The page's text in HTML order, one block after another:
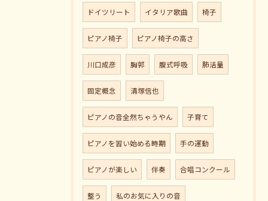
ドイツリート イタリア歌曲 椅子
ピアノ椅子 ピアノ椅子の高さ
川口成彦 胸郭 腹式呼吸 肺活量
固定概念 清塚信也
ピアノの音全然ちゃうやん 子育て
ピアノを習い始める時期 手の運動
ピアノが楽しい 伴奏 合唱コンクール
整う 私のお気に入りの音